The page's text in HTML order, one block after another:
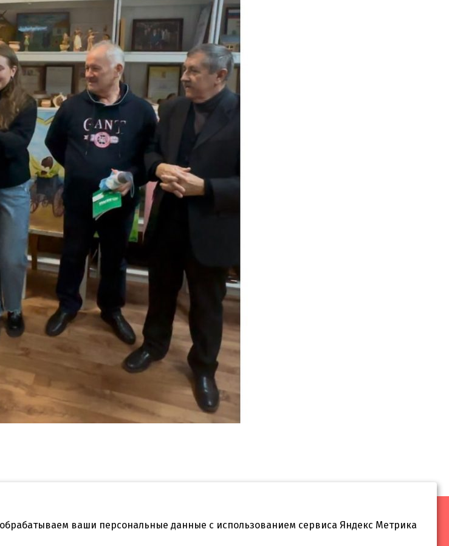
Телефон:
ваши персональные данные с использованием сервиса Яндекс Метрика